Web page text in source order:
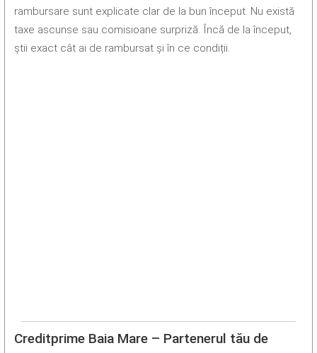
rambursare sunt explicate clar de la bun început. Nu există
taxe ascunse sau comisioane surpriză. Încă de la început,
știi exact cât ai de rambursat și în ce condiții.
Creditprime Baia Mare – Partenerul tău de